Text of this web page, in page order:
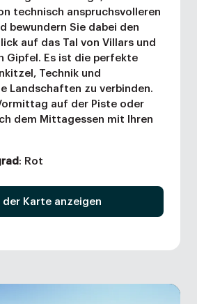
technisch anspruchsvolleren
bewundern Sie dabei den
auf das Tal von Villars und
Gipfel. Es ist die perfekte
Technik und
Landschaften zu verbinden.
auf der Piste oder
dem Mittagessen mit Ihren
: Rot
der Karte anzeigen